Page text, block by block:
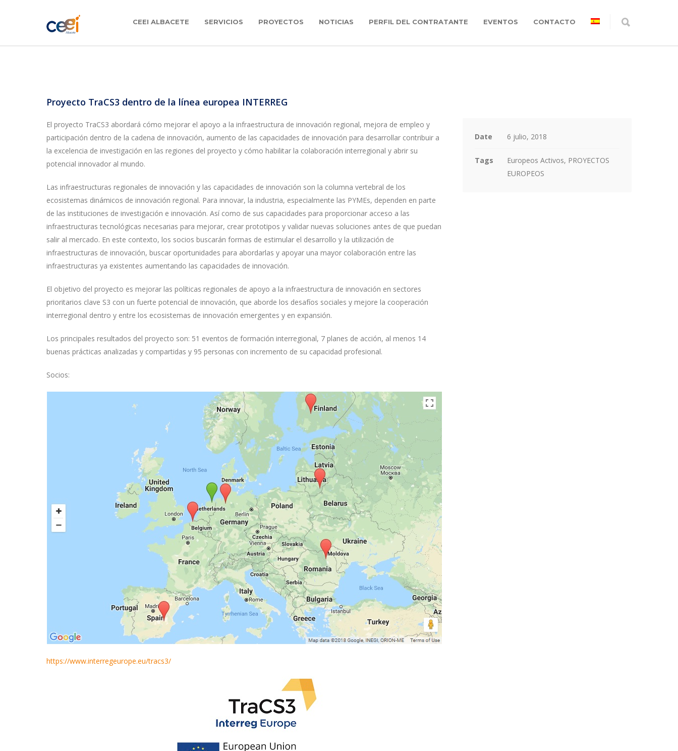
CEEI ALBACETE SERVICIOS PROYECTOS NOTICIAS PERFIL DEL CONTRATANTE EVENTOS CONTACTO
Proyecto TraCS3 dentro de la línea europea INTERREG
El proyecto TraCS3 abordará cómo mejorar el apoyo a la infraestructura de innovación regional, mejora de empleo y
participación dentro de la cadena de innovación, aumento de las capacidades de innovación para desarrollar contribuir a
la excelencia de investigación en las regiones del proyecto y cómo habilitar la colaboración interregional y abrir su
potencial innovador al mundo.
Las infraestructuras regionales de innovación y las capacidades de innovación son la columna vertebral de los
ecosistemas dinámicos de innovación regional. Para innovar, la industria, especialmente las PYMEs, dependen en parte
de las instituciones de investigación e innovación. Así como de sus capacidades para proporcionar acceso a las
infraestructuras tecnológicas necesarias para mejorar, crear prototipos y validar nuevas soluciones antes de que puedan
salir al mercado. En este contexto, los socios buscarán formas de estimular el desarrollo y la utilización de
infraestructuras de innovación, buscar oportunidades para abordarlas y apoyar una mayor colaboración entre las
infraestructuras ya existentes aumentando las capacidades de innovación.
El objetivo del proyecto es mejorar las políticas regionales de apoyo a la infraestructura de innovación en sectores
prioritarios clave S3 con un fuerte potencial de innovación, que aborde los desafíos sociales y mejore la cooperación
interregional dentro y entre los ecosistemas de innovación emergentes y en expansión.
Los principales resultados del proyecto son: 51 eventos de formación interregional, 7 planes de acción, al menos 14
buenas prácticas analizadas y compartidas y 95 personas con incremento de su capacidad profesional.
Socios:
https://www.interregeurope.eu/tracs3/
Date 6 julio, 2018
Tags
Europeos Activos, PROYECTOS
EUROPEOS